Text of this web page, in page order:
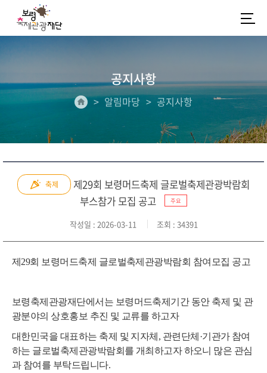
공지사항
알림마당 공지사항
축제
제29회 보령머드축제 글로벌축제관광박람회
부스참가 모집 공고
주요
작성일 : 2026-03-11 조회 : 34391
제29회 보령머드축제 글로벌축제관광박람회 참여모집 공고
보령축제관광재단에서는 보령머드축제기간 동안 축제 및 관
광분야의 상호홍보 추진 및 교류를 하고자
대한민국을 대표하는 축제 및 지자체, 관련단체·기관가 참여
하는 글로벌축제관광박람회를 개최 하고자하오니 많은 관심
과 참여를 부탁드립니다.